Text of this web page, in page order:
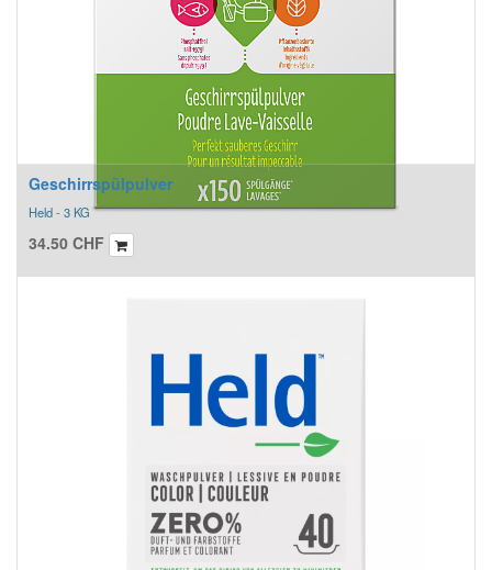
Geschirrspülpulver
Held - 3 KG
34.50 CHF